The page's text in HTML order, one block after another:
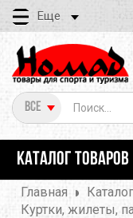
Еще
Все
КАТАЛОГ ТОВАРОВ
Главная
Куртки, жилеты,